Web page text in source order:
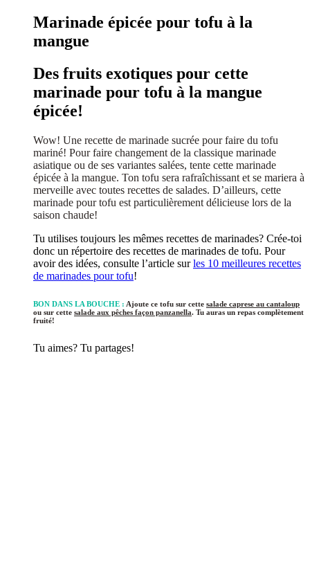
Marinade épicée pour tofu à la
mangue
Des fruits exotiques pour cette
marinade pour tofu à la mangue
épicée!
Wow! Une recette de marinade sucrée pour faire du tofu
mariné! Pour faire changement de la classique marinade
asiatique ou de ses variantes salées, tente cette marinade
épicée à la mangue. Ton tofu sera rafraîchissant et se mariera à
merveille avec toutes recettes de salades. D’ailleurs, cette
marinade pour tofu est particulièrement délicieuse lors de la
saison chaude!
Tu utilises toujours les mêmes recettes de marinades? Crée-toi
donc un répertoire des recettes de marinades de tofu. Pour
avoir des idées, consulte l’article surles 10 meilleures recettes
de marinades pour tofu!
BON DANS LA BOUCHE : Ajoute ce tofu sur cette salade caprese au cantaloup
ou sur cette salade aux pêches façon panzanella. Tu auras un repas complètement
fruité!
Tu aimes? Tu partages!